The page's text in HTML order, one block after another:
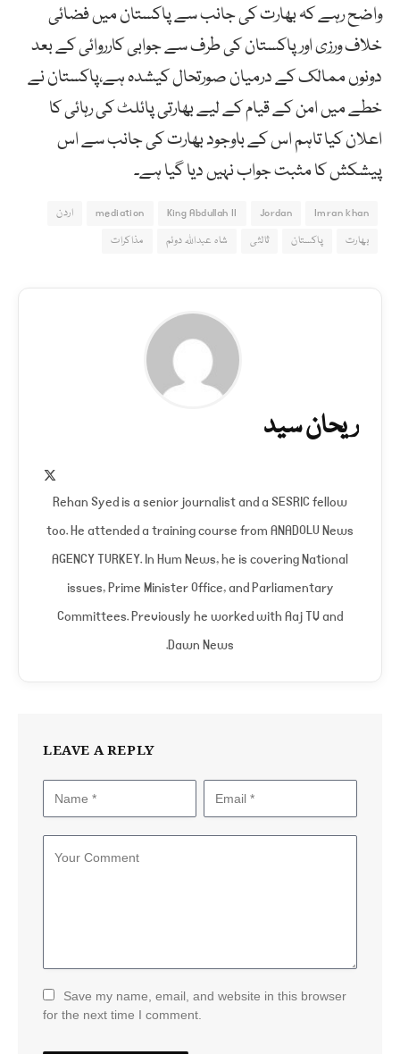
واضح رہے کہ بھارت کی جانب سے پاکستان میں فضائی
خلاف ورزی اور پاکستان کی طرف سے جوابی کارروائی کے بعد
دونوں ممالک کے درمیان صورتحال کیشدہ ہے،پاکستان نے
خطے میں امن کے قیام کے لیے بھارتی پائلٹ کی رہائی کا
اعلان کیا تاہم اس کے باوجود بھارت کی جانب سے اس
پیشکش کا مثبت جواب نہیں دیا گیا ہے۔
Imran khan
Jordan
King Abdullah II
mediation
اردن
بھارت
پاکستان ثالثی شاہ عبداللہ دوئم مذاکرات
ریحان سید
Rehan Syed is a senior journalist and a SESRIC fellow
too. He attended a training course from ANADOLU News
AGENCY TURKEY. In Hum News, he is covering National
issues, Prime Minister Office, and Parliamentary
Committees. Previously he worked with Aaj TV and
Dawn News.
LEAVE A REPLY
Save my name, email, and website in this browser
for the next time I comment.